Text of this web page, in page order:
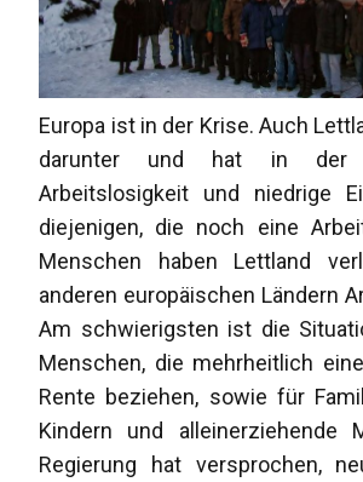
Europa ist in der Krise. Auch
darunter und hat in der
Arbeitslosigkeit und niedrige
diejenigen, die noch eine
Menschen haben Lettland
anderen europäischen Ländern
Am schwierigsten ist die
Menschen, die mehrheitlich
Rente beziehen, sowie für
Kindern und alleinerziehende
Regierung hat versprochen,